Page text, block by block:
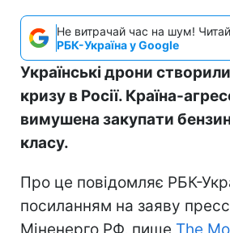
Не витрачай час на шум! Читай
РБК-Україна у Google
Українські дрони
кризу в Росії. Країна-
вимушена закупати
класу.
Про це повідомляє РБК-
посиланням на заяву
Міненерго РФ, пише The